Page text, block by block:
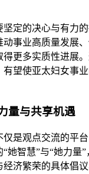
坚定的决心与有力
事业高质量发展
得更多实质性进展
望使亚太妇女事
量与共享机遇
是观点交流的平
她智慧”与“她力量
经济繁荣的具体倡